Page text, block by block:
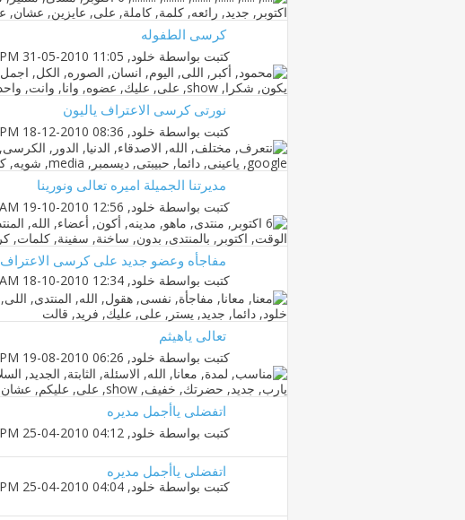
كرسى الطفوله
كتبت بواسطة خلود‏, 31-05-2010 11:05 PM
نورتى كرسى الاعتراف ياليون
كتبت بواسطة خلود‏, 18-12-2010 08:36 PM
مديرتنا الجميلة اميره تعالى ونورينا
كتبت بواسطة خلود‏, 19-10-2010 12:56 AM
مفاجأه وعضو جديد على كرسى الاعتراف
كتبت بواسطة خلود‏, 18-10-2010 12:34 AM
تعالى ياهيثم
كتبت بواسطة خلود‏, 19-08-2010 06:26 PM
اتفضلى ياأجمل مديره
كتبت بواسطة خلود‏, 25-04-2010 04:12 PM
اتفضلى ياأجمل مديره
كتبت بواسطة خلود‏, 25-04-2010 04:04 PM